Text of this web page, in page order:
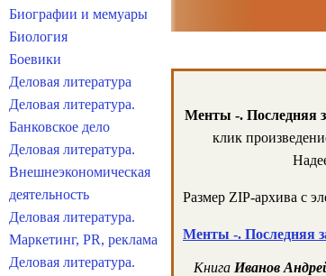
Менты -. Последняя
клик
Размер ZIP-архива c
Менты -. Последняя
Книга Иванов
Биографии и мемуары
Биология
Боевики
Деловая литература
Деловая литература.
Банковское дело
Деловая литература.
Внешнеэкономическая
деятельность
Деловая литература.
Маркетинг, PR, реклама
Деловая литература.